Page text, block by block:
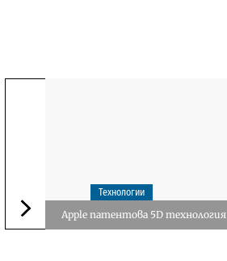
Следваща новина
Технологии
Apple патентова 5D технология